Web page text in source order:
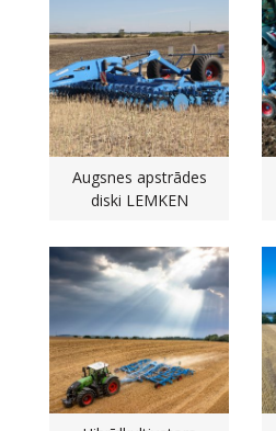
Augsnes apstrādes
diski LEMKEN